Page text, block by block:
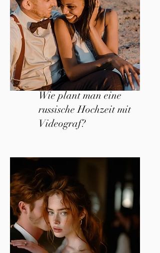
Wie plant man eine
russische Hochzeit mit
Videograf?